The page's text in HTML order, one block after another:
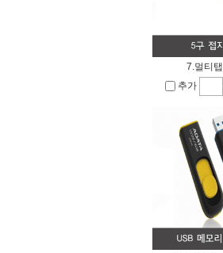
7.멀티
추가